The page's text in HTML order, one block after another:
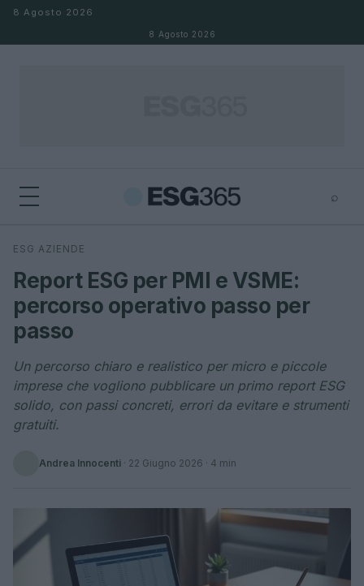
Salta al contenuto
8 Agosto 2026
8 Agosto 2026
⌕
Cerca
ESG AZIENDE
Report ESG per PMI e VSME:
percorso operativo passo per
passo
Un percorso chiaro e realistico per micro e piccole
imprese che vogliono pubblicare un primo report ESG
solido, con passi concreti, errori da evitare e strumenti
gratuiti.
Andrea Innocenti · 22 Giugno 2026 · 4 min